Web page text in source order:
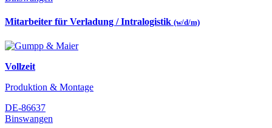
Mitarbeiter für Verladung / Intralogistik (w/d/m)
Vollzeit
Produktion & Montage
DE-86637
Binswangen